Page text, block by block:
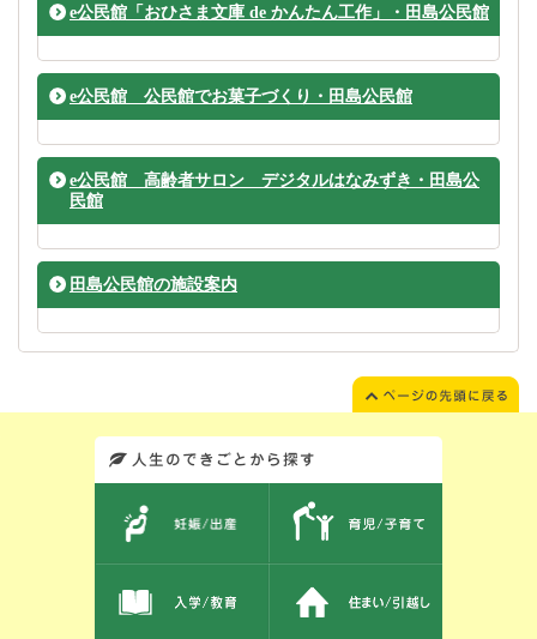
e公民館「おひさま文庫 de かんたん工作」・田島公民館
e公民館 公民館でお菓子づくり・田島公民館
e公民館 高齢者サロン デジタルはなみずき・田島公
民館
田島公民館の施設案内